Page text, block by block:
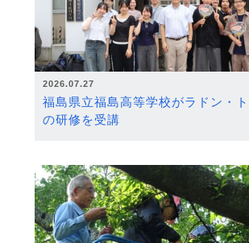
2026.07.27
福島県立福島高等学校がラドン・
の研修を受講